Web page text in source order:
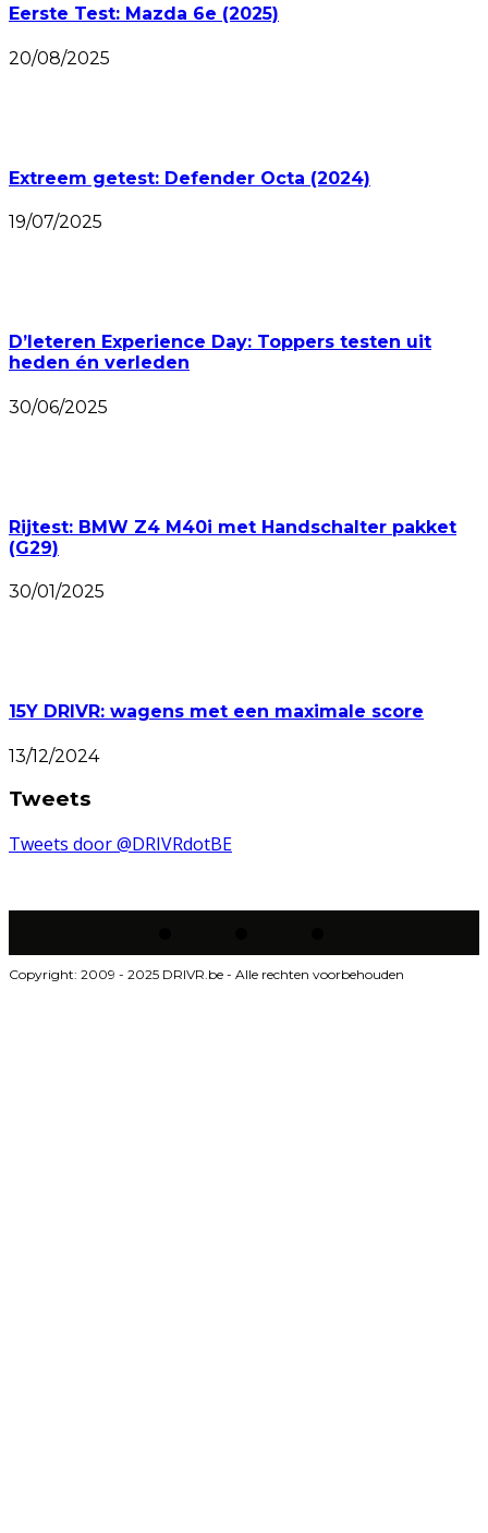
Eerste Test: Mazda 6e (2025)
20/08/2025
Extreem getest: Defender Octa (2024)
19/07/2025
D’Ieteren Experience Day: Toppers testen uit
heden én verleden
30/06/2025
Rijtest: BMW Z4 M40i met Handschalter pakket
(G29)
30/01/2025
15Y DRIVR: wagens met een maximale score
13/12/2024
Tweets
Tweets door @DRIVRdotBE
Copyright: 2009 - 2025 DRIVR.be - Alle rechten voorbehouden